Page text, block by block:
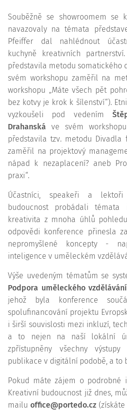
Souběžně se showroomem se
navazovaly na témata
Pfeiffer dal nahlédnout
kuchyně kreativních
představila metodu somatického
svém workshopu zaměřil na
workshopu „Máte všech pět
bez kotvy je krok k šílenství“).
vyzkoušeli pod vedením
Drahanská ve svém
představila tzv. metodu Divadla
zaměřil na projektový
nápad k nezaplacení? aneb
praxi“.
Účastníci, speakeři a lektoři
budoucnost probádali témata
kreativita z mnoha úhlů
odpovědi konference přinesla
nepromyšlené koncepty -
inteligence v uměleckém
Výše uvedeným tématům se
Podpora uměleckého
jehož byla konference
spolufinancování projektu
i širší souvislosti mezi inkluzí,
a to nejen na naší lokální
zpřístupněny všechny
publikace v digitální podobě, a to
Pokud máte zájem o podrobné
Kreativní budoucnost již dnes,
mailu office@portedo.cz